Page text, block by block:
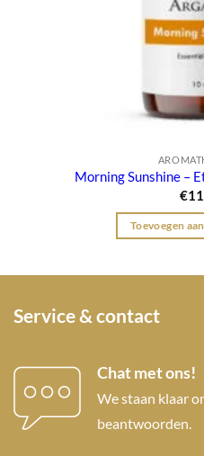
Morning Sunshine –
€
Toevoegen
Service & contact
Chat met ons!
We staan klaar
beantwoorden.